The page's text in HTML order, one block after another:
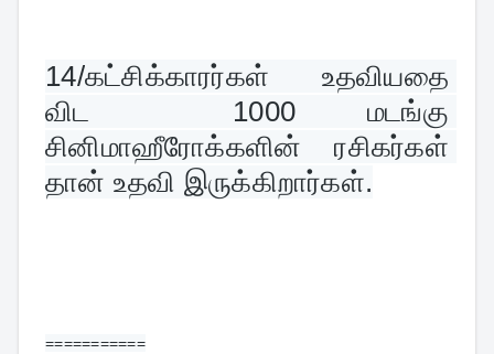
14/கட்சிக்காரர்கள் உதவியதை
விட  1000 மடங்கு
சினிமாஹீரோக்களின் ரசிகர்கள்
தான் உதவி இருக்கிறார்கள்.
===========